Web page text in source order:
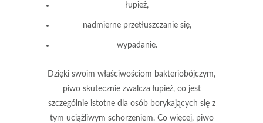
łupież,
nadmierne przetłuszczanie się,
wypadanie.
Dzięki swoim właściwościom bakteriobójczym,
piwo skutecznie zwalcza łupież, co jest
szczególnie istotne dla osób borykających się z
tym uciążliwym schorzeniem. Co więcej, piwo